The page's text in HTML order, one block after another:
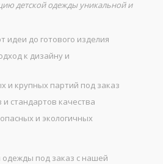
детской одежды уникальной и
идеи до готового изделия
к дизайну и
и крупных партий под заказ
стандартов качества
и экологичных
одежды под заказ с нашей